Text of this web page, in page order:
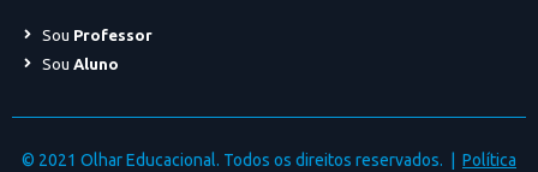
Sou Professor
Sou Aluno
© 2021 Olhar Educacional. Todos os direitos reservados. | Política